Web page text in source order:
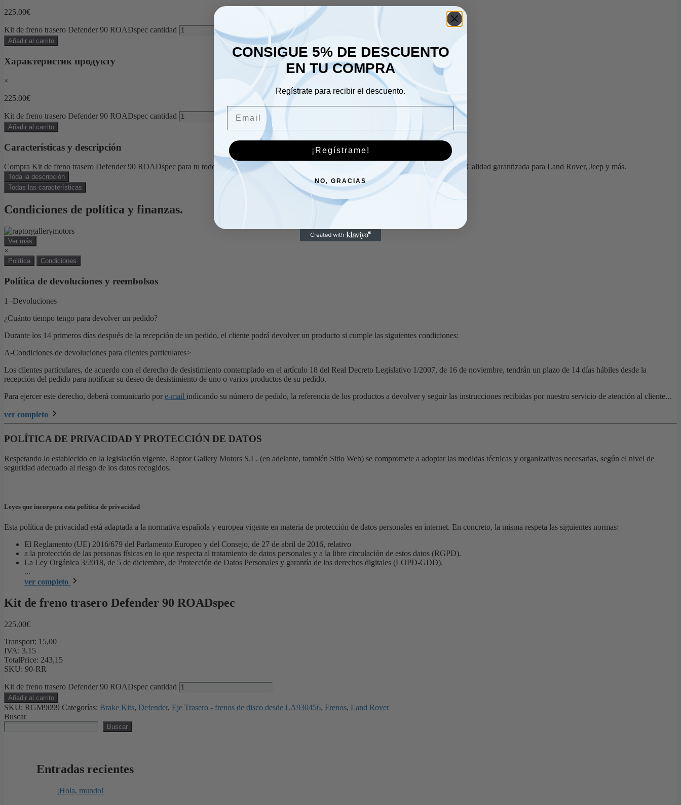
225.00€
Kit de freno trasero Defender 90 ROADspec cantidad
Añadir al carrito
Характеристик продукту
×
225.00€
Kit de freno trasero Defender 90 ROADspec cantidad
Añadir al carrito
Características y descripción
Compra Kit de freno trasero Defender 90 ROADspec para tu todoterreno y disfruta de envío gratuito a toda la península en pedidos desde 300€. Calidad garantizada para Land Rover, Jeep y más.
Toda la descripción
Todas las características
Condiciones de política y finanzas.
Ver más
×
Política Condiciones
Política de devoluciones y reembolsos
1 -Devoluciones
¿Cuánto tiempo tengo para devolver un pedido?
Durante los 14 primeros días después de la recepción de un pedido, el cliente podrá devolver un producto si cumple las siguientes condiciones:
A-Condiciones de devoluciones para clientes particulares>
Los clientes particulares, de acuerdo con el derecho de desistimiento contemplado en el artículo 18 del Real Decreto Legislativo 1/2007, de 16 de noviembre, tendrán un plazo de 14 días hábiles desde la
recepción del pedido para notificar su deseo de desistimiento de uno o varios productos de su pedido.
Para ejercer este derecho, deberá comunicarlo por e-mail indicando su número de pedido, la referencia de los productos a devolver y seguir las instrucciones recibidas por nuestro servicio de atención al cliente...
ver completo
POLÍTICA DE PRIVACIDAD Y PROTECCIÓN DE DATOS
Respetando lo establecido en la legislación vigente, Raptor Gallery Motors S.L. (en adelante, también Sitio Web) se compromete a adoptar las medidas técnicas y organizativas necesarias, según el nivel de
seguridad adecuado al riesgo de los datos recogidos.
Leyes que incorpora esta política de privacidad
Esta política de privacidad está adaptada a la normativa española y europea vigente en materia de protección de datos personales en internet. En concreto, la misma respeta las siguientes normas:
El Reglamento (UE) 2016/679 del Parlamento Europeo y del Consejo, de 27 de abril de 2016, relativo
a la protección de las personas físicas en lo que respecta al tratamiento de datos personales y a la libre circulación de estos datos (RGPD).
La Ley Orgánica 3/2018, de 5 de diciembre, de Protección de Datos Personales y garantía de los derechos digitales (LOPD-GDD).
...
ver completo
Kit de freno trasero Defender 90 ROADspec
225.00€
Transport: 15,00
IVA: 3,15
TotalPrice: 243,15
SKU: 90-RR
Kit de freno trasero Defender 90 ROADspec cantidad
Añadir al carrito
SKU: RGM9099 Categorías: Brake Kits, Defender, Eje Trasero - frenos de disco desde LA930456, Frenos, Land Rover
Buscar
Buscar
Entradas recientes
¡Hola, mundo!
CONSIGUE 5% DE DESCUENTO
EN TU COMPRA
Regístrate para recibir el descuento.
¡Regístrame!
NO, GRACIAS